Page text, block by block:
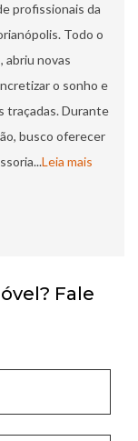
profissionais da
Todo o
abriu novas
o sonho e
traçadas.​ Durante
busco oferecer
Leia mais
Fale